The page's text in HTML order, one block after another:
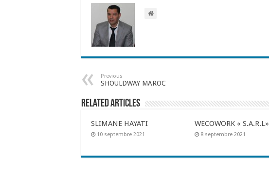
Previous
SHOULDWAY MAROC
Related Articles
SLIMANE HAYATI
10 septembre 2021
WECOWORK « S.A.R.L»
8 septembre 2021